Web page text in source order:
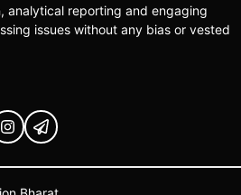
analytical reporting and engaging
issues without any bias or vested